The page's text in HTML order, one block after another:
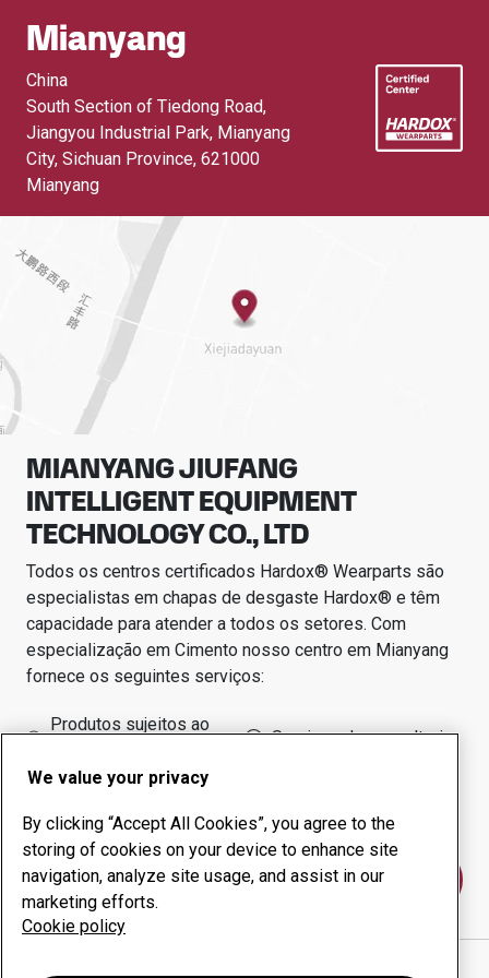
Mianyang
China
South Section of Tiedong Road,
Jiangyou Industrial Park, Mianyang
City, Sichuan Province, 621000
Mianyang
MIANYANG JIUFANG
INTELLIGENT EQUIPMENT
TECHNOLOGY CO., LTD
Todos os centros certificados Hardox® Wearparts são
especialistas em chapas de desgaste Hardox® e têm
capacidade para atender a todos os setores. Com
especialização em Cimento nosso centro em Mianyang
fornece os seguintes serviços:
Produtos sujeitos ao
Serviços de consultoria
Administração do tempo
de funcionamento
Fale conosco
We value your privacy
By clicking “Accept All Cookies”, you agree to the
storing of cookies on your device to enhance site
navigation, analyze site usage, and assist in our
marketing efforts.
Cookie policy